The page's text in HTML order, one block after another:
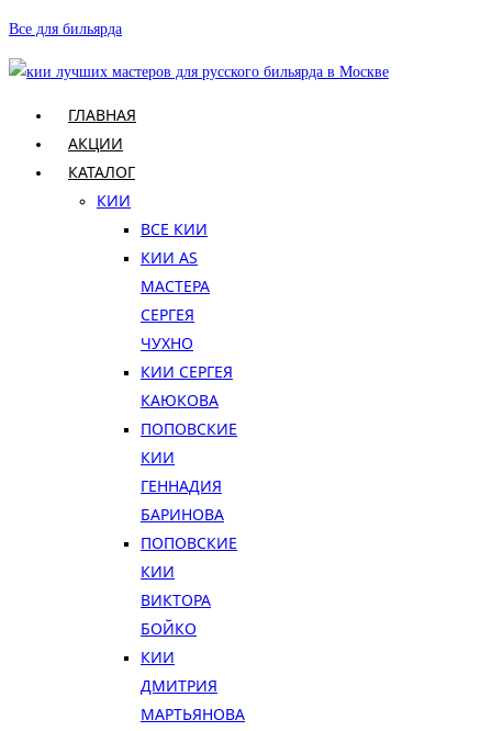
Перейти
к
содержимому
Все для бильярда
ГЛАВНАЯ
АКЦИИ
КАТАЛОГ
КИИ
ВСЕ КИИ
КИИ AS
МАСТЕРА
СЕРГЕЯ
ЧУХНО
КИИ СЕРГЕЯ
КАЮКОВА
ПОПОВСКИЕ
КИИ
ГЕННАДИЯ
БАРИНОВА
ПОПОВСКИЕ
КИИ
ВИКТОРА
БОЙКО
КИИ
ДМИТРИЯ
МАРТЬЯНОВА